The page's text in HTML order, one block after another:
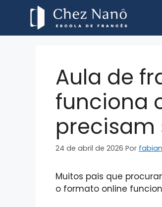
Aula de
funciona
precisam
24 de abril de 2026 Por
Muitos pais que
o formato online